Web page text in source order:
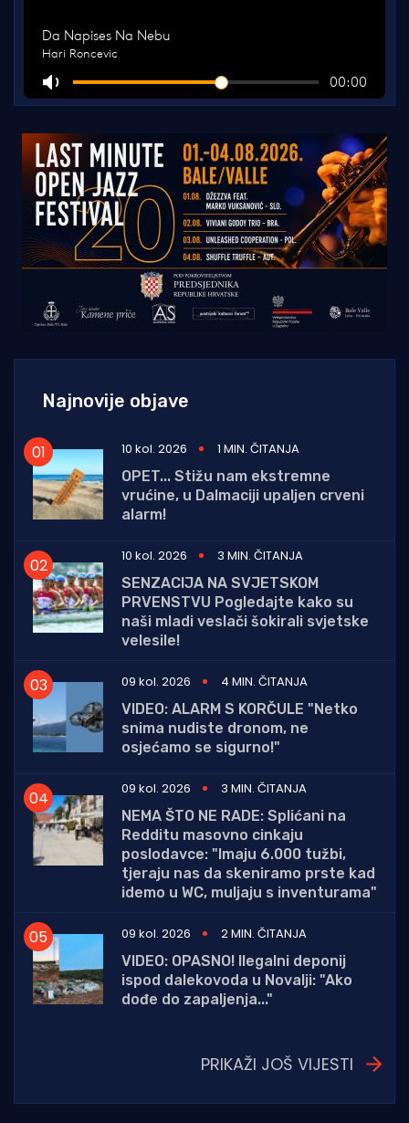
Najnovije objave
10 kol. 2026
1 MIN. ČITANJA
OPET... Stižu nam ekstremne
vrućine, u Dalmaciji upaljen crveni
alarm!
10 kol. 2026
3 MIN. ČITANJA
SENZACIJA NA SVJETSKOM
PRVENSTVU Pogledajte kako su
naši mladi veslači šokirali svjetske
velesile!
09 kol. 2026
4 MIN. ČITANJA
VIDEO: ALARM S KORČULE "Netko
snima nudiste dronom, ne
osjećamo se sigurno!"
09 kol. 2026
3 MIN. ČITANJA
NEMA ŠTO NE RADE: Splićani na
Redditu masovno cinkaju
poslodavce: "Imaju 6.000 tužbi,
tjeraju nas da skeniramo prste kad
idemo u WC, muljaju s inventurama"
09 kol. 2026
2 MIN. ČITANJA
VIDEO: OPASNO! Ilegalni deponij
ispod dalekovoda u Novalji: "Ako
dođe do zapaljenja..."
PRIKAŽI JOŠ VIJESTI